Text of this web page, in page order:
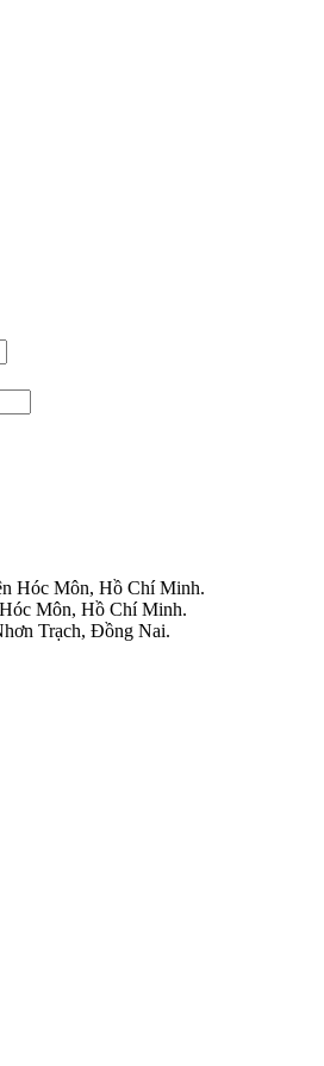
Hóc Môn, Hồ Chí Minh.
Môn, Hồ Chí Minh.
Trạch, Đồng Nai.